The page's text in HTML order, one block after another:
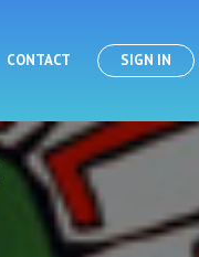
CONTACT SIGN IN